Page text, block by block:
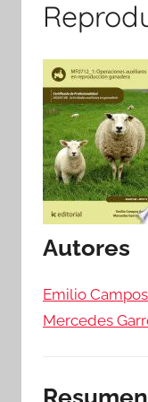
Autores
Emilio
Mercedes